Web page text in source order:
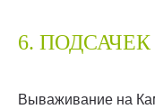
6.
Вываживание на